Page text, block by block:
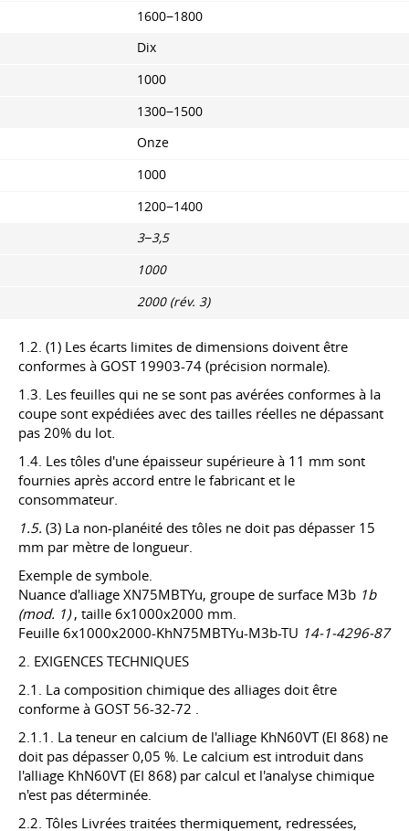
1600−1800
Dix
1000
1300−1500
Onze
1000
1200−1400
3−3,5
1000
2000 (rév. 3)
1.2. (1) Les écarts limites de dimensions doivent être
conformes à GOST 19903-74 (précision normale).
1.3. Les feuilles qui ne se sont pas avérées conformes à la
coupe sont expédiées avec des tailles réelles ne dépassant
pas 20% du lot.
1.4. Les tôles d'une épaisseur supérieure à 11 mm sont
fournies après accord entre le fabricant et le
consommateur.
1.5. (3) La non-planéité des tôles ne doit pas dépasser 15
mm par mètre de longueur.
Exemple de symbole.
Nuance d'alliage XN75MBTYu, groupe de surface M3b 1b
(mod. 1), taille 6x1000x2000 mm.
Feuille 6x1000x2000-KhN75MBTYu-M3b-TU 14-1-4296-87
2. EXIGENCES TECHNIQUES
2.1. La composition chimique des alliages doit être
conforme à GOST 56-32-72 .
2.1.1. La teneur en calcium de l'alliage KhN60VT (EI 868) ne
doit pas dépasser 0,05 %. Le calcium est introduit dans
l'alliage KhN60VT (EI 868) par calcul et l'analyse chimique
n'est pas déterminée.
2.2. Tôles Livrées traitées thermiquement, redressées,